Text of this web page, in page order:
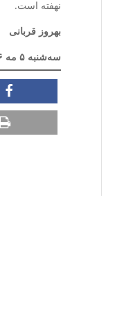
نهفته است.
بهروز قربانی
سه‌شنبه ۵ مه ۲۰۲۶ / ۱۵ اردیبهشت ۱۴۰۵